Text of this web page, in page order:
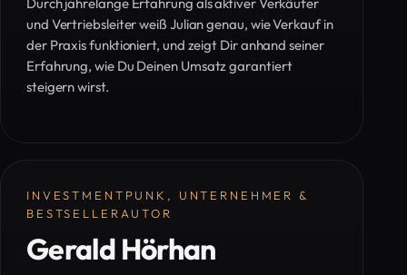
Durch jahrelange Erfahrung als aktiver Verkäufer
und Vertriebsleiter weiß Julian genau, wie Verkauf in
der Praxis funktioniert, und zeigt Dir anhand seiner
Erfahrung, wie Du Deinen Umsatz garantiert
steigern wirst.
INVESTMENTPUNK, UNTERNEHMER &
BESTSELLERAUTOR
Gerald Hörhan